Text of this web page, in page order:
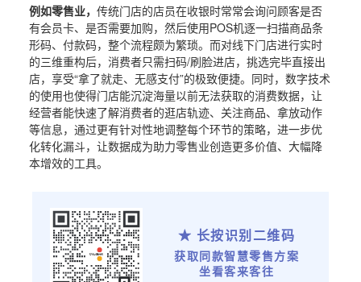
例如零售业， 传统门店的店员在收银时常常会询问顾客是否
有会员卡、是否需要加购，然后使用POS机逐一扫描商品条
形码、付款码，整个流程颇为繁琐。而对线下门店进行实时
的三维重构后，消费者只需扫码/刷脸进店，挑选完毕直接出
店，享受“拿了就走、无感支付”的极致便捷。同时，数字技术
的使用也使得门店能沉淀海量以前无法获取的消费数据，让
经营者能快速了解消费者的逛店轨迹、关注商品、拿放动作
等信息，通过更有针对性地调整每个环节的策略，进一步优
化转化漏斗，让数据成为助力零售业创造更多价值、大幅降
本增效的工具。
★ 长按识别二维码
获取同款智慧零售方案
坐看客来客往